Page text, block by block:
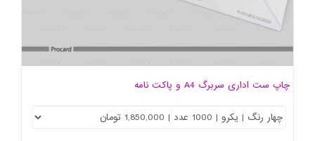
چاپ ست اداری سربرگ A4 و پاکت نامه